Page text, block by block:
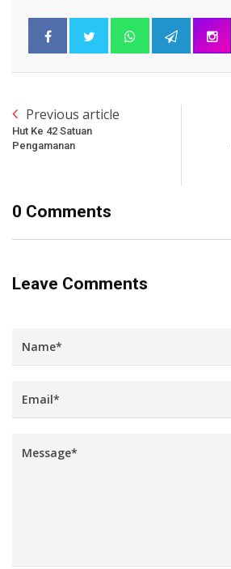
Previous article
Hut Ke 42 Satuan
Pengamanan
0 Comments
Leave Comments